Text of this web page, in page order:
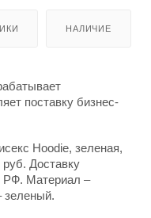
НАЛИЧИЕ
поставку бизнес-
Hoodie, зеленая,
Доставку
РФ. Материал –
зеленый.